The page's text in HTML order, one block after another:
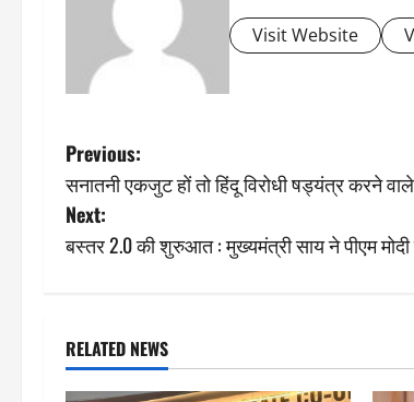
Visit Website
P
o
s
n
a
Previous:
सनातनी एकजुट हों तो हिंदू विरोधी षड्यंत्र करने
Next:
बस्तर 2.0 की शुरुआत : मुख्यमंत्री साय ने पीएम
RELATED NEWS